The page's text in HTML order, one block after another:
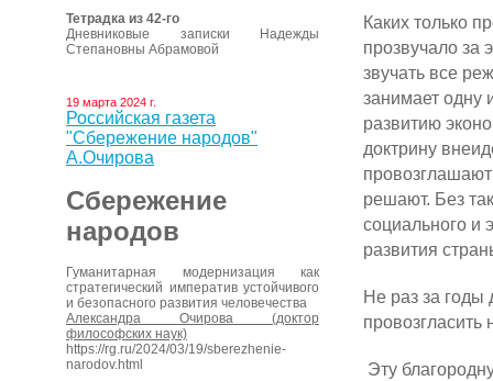
Тетрадка из 42-го
Дневниковые записки Надежды
Степановны Абрамовой
19 марта 2024 г.
Российская газета
"Сбережение народов"
А.Очирова
Сбережение
народов
Гуманитарная модернизация как
стратегический императив устойчивого
и безопасного развития человечества
Александра Очирова (доктор
философских наук)
https://rg.ru/2024/03/19/sberezhenie-
narodov.html
Каких только
прозвучало за
звучать все
занимает одну
развитию
доктрину
решают. Без
социального и
развития
Не раз за годы
Эту